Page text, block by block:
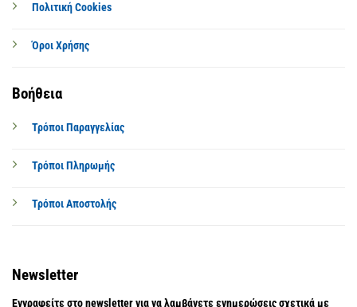
Πολιτική Cookies
Όροι Χρήσης
Βοήθεια
Τρόποι Παραγγελίας
Τρόποι Πληρωμής
Τρόποι Αποστολής
Newsletter
Εγγραφείτε στο newsletter για να λαμβάνετε ενημερώσεις σχετικά με